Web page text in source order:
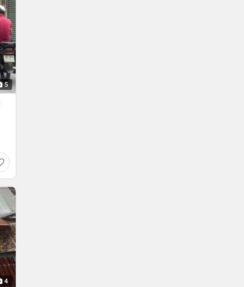
5
4